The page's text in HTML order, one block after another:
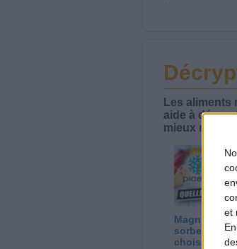
et
Les
aide à
mieux manger.
Magnum,
sorbet ?
choisir ?